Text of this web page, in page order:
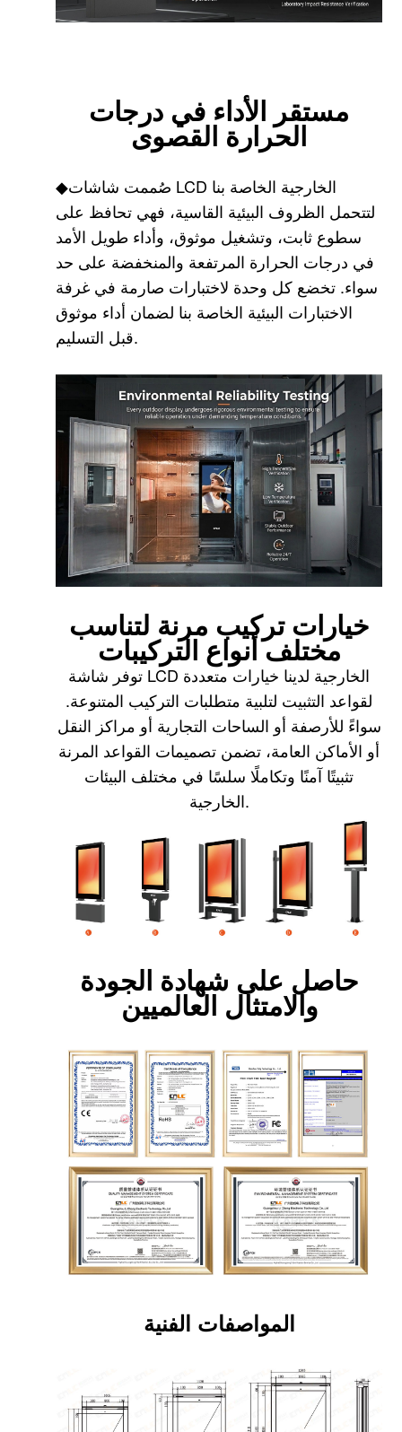
مستقر الأداء في درجات
الحرارة القصوى
◆صُممت شاشات LCD الخارجية الخاصة بنا
لتتحمل الظروف البيئية القاسية، فهي تحافظ على
سطوع ثابت، وتشغيل موثوق، وأداء طويل الأمد
في درجات الحرارة المرتفعة والمنخفضة على حد
سواء. تخضع كل وحدة لاختبارات صارمة في غرفة
الاختبارات البيئية الخاصة بنا لضمان أداء موثوق
قبل التسليم.
خيارات تركيب مرنة لتناسب
مختلف أنواع التركيبات
توفر شاشة LCD الخارجية لدينا خيارات متعددة
لقواعد التثبيت لتلبية متطلبات التركيب المتنوعة.
سواءً للأرصفة أو الساحات التجارية أو مراكز النقل
أو الأماكن العامة، تضمن تصميمات القواعد المرنة
تثبيتًا آمنًا وتكاملًا سلسًا في مختلف البيئات
الخارجية.
حاصل على شهادة الجودة
والامتثال العالميين
المواصفات الفنية